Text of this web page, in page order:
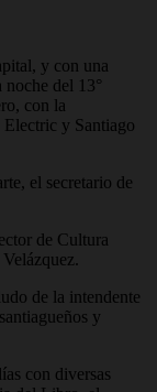
y con una
del 13°
con la
y Santiago
el secretario de
de Cultura
de la intendente
y
con diversas